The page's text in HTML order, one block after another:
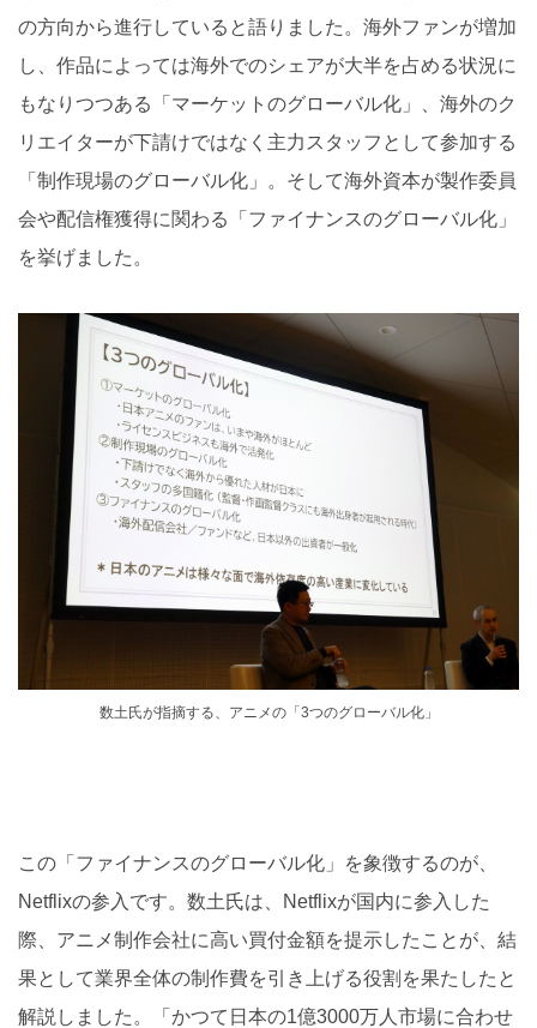
の方向から進行していると語りました。海外ファンが増加
し、作品によっては海外でのシェアが大半を占める状況に
もなりつつある「マーケットのグローバル化」、海外のク
リエイターが下請けではなく主力スタッフとして参加する
「制作現場のグローバル化」。そして海外資本が製作委員
会や配信権獲得に関わる「ファイナンスのグローバル化」
を挙げました。
数土氏が指摘する、アニメの「3つのグローバル化」
この「ファイナンスのグローバル化」を象徴するのが、
Netflixの参入です。数土氏は、Netflixが国内に参入した
際、アニメ制作会社に高い買付金額を提示したことが、結
果として業界全体の制作費を引き上げる役割を果たしたと
解説しました。「かつて日本の1億3000万人市場に合わせ